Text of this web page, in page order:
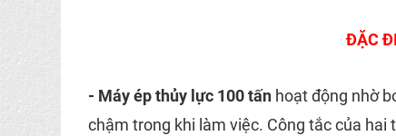
ĐẶC
- Máy ép thủy lực 100 tấn hoạt động nhờ
chậm trong khi làm việc. Công tắc của